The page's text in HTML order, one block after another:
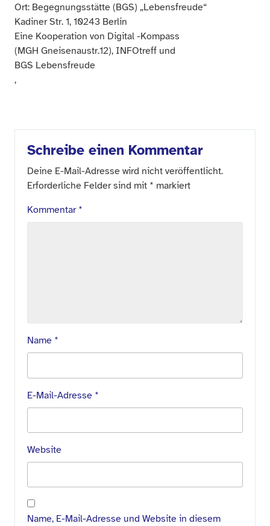
Ort: Begegnungsstätte (BGS) „Lebensfreude“
Kadiner Str. 1, 10243 Berlin
Eine Kooperation von Digital -Kompass
(MGH Gneisenaustr.12), INFOtreff und
BGS Lebensfreude
,
Schreibe einen Kommentar
Deine E-Mail-Adresse wird nicht veröffentlicht.
Erforderliche Felder sind mit * markiert
Kommentar *
Name *
E-Mail-Adresse *
Website
Name, E-Mail-Adresse und Website in diesem